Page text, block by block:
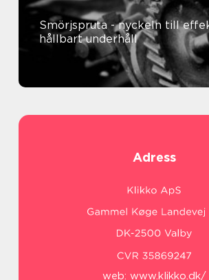
Smörjspruta - nyckeln till
hållbart underhåll
Adress
web: www.klikko.dk/